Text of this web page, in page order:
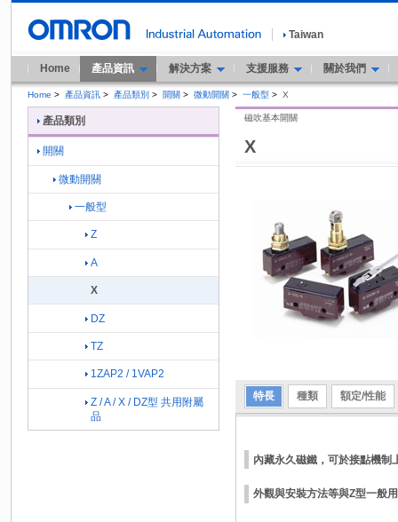
Taiwan
Home 產品資訊 解決方案 支援服務 關於我們
Home > 產品資訊 > 產品類別 > 開關 > 微動開關 > 一般型 > X
X
磁吹基本開關
特長 種類 額定/性能
內藏永久磁鐵，可於接點機制
外觀與安裝方法等與Z型一般
產品類別
開關
微動開關
一般型
Z
A
X
DZ
TZ
1ZAP2 / 1VAP2
Z / A / X / DZ型 共用附屬
品